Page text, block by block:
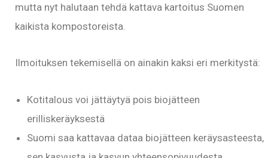
mutta nyt halutaan tehdä kattava kartoitus Suomen
kaikista kompostoreista.
Ilmoituksen tekemisellä on ainakin kaksi eri merkitystä:
Kotitalous voi jättäytyä pois biojätteen
erilliskeräyksestä
Suomi saa kattavaa dataa biojätteen keräysasteesta,